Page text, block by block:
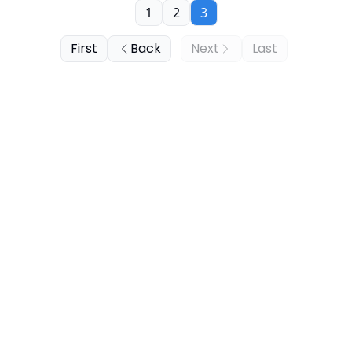
First Back
1 2 3
Next Last